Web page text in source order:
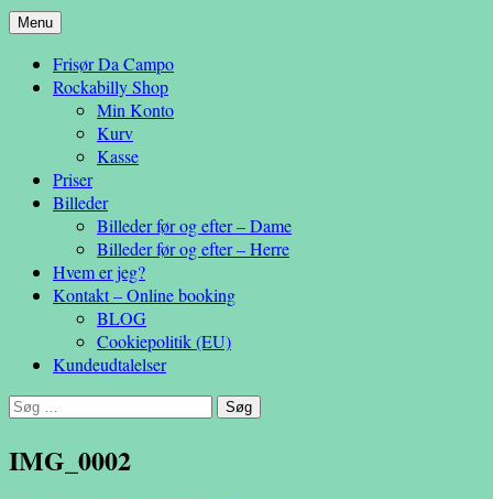
Da Campo
– en anderledes frisøroplevelse
Menu Hop
indhold
Frisør Da Campo
Rockabilly Shop
Min Konto
Kurv
Kasse
Priser
Billeder
Billeder før og efter – Dame
Billeder før og efter – Herre
Hvem er jeg?
Kontakt – Online booking
BLOG
Cookiepolitik (EU)
Kundeudtalelser
Søg
IMG_0002